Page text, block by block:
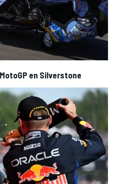
en Silverstone